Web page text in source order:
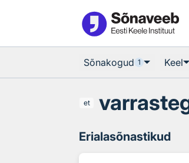
Sõnakogud 1 Keel
et
Erialasõnastikud